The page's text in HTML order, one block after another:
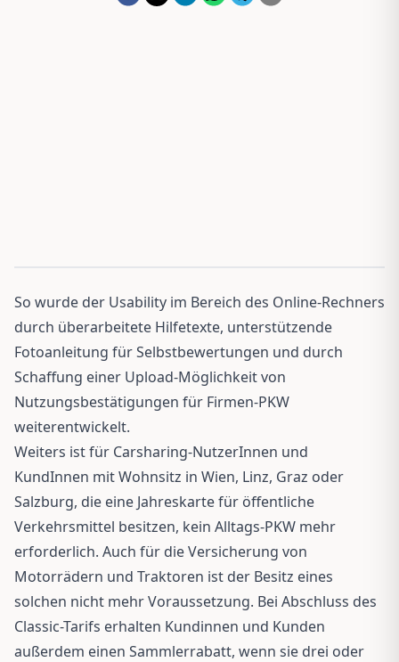
So wurde der Usability im Bereich des Online-Rechners
durch überarbeitete Hilfetexte, unterstützende
Fotoanleitung für Selbstbewertungen und durch
Schaffung einer Upload-Möglichkeit von
Nutzungsbestätigungen für Firmen-PKW
weiterentwickelt.
Weiters ist für Carsharing-NutzerInnen und
KundInnen mit Wohnsitz in Wien, Linz, Graz oder
Salzburg, die eine Jahreskarte für öffentliche
Verkehrsmittel besitzen, kein Alltags-PKW mehr
erforderlich. Auch für die Versicherung von
Motorrädern und Traktoren ist der Besitz eines
solchen nicht mehr Voraussetzung. Bei Abschluss des
Classic-Tarifs erhalten Kundinnen und Kunden
außerdem einen Sammlerrabatt, wenn sie drei oder